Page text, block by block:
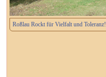
Roßlau Rockt für Vielfalt und Toleranz!